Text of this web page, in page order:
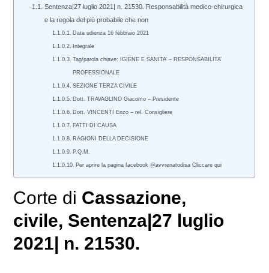
Sentenza|27 luglio 2021| n. 21530. Responsabilità medico-chirurgica
e la regola del più probabile che non
Data udienza 16 febbraio 2021
Integrale
Tag/parola chiave: IGIENE E SANITA’ – RESPONSABILITA’
PROFESSIONALE
SEZIONE TERZA CIVILE
Dott. TRAVAGLINO Giacomo – Presidente
Dott. VINCENTI Enzo – rel. Consigliere
FATTI DI CAUSA
RAGIONI DELLA DECISIONE
P.Q.M.
Per aprire la pagina facebook @avvrenatodisa Cliccare qui
Corte di Cassazione,
civile, Sentenza|27 luglio
2021| n. 21530.